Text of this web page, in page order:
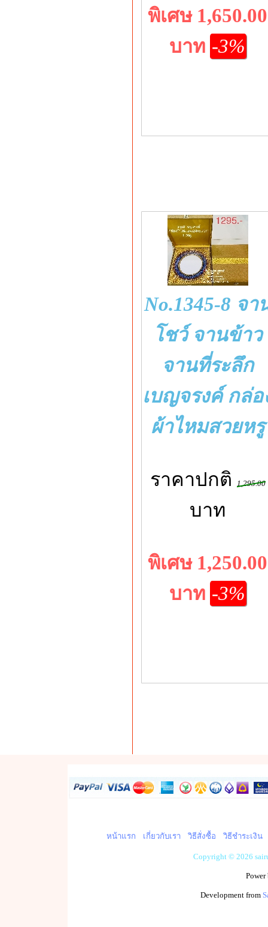
พิเศษ 1,650.00
บาท -3%
No.1345-8 จา
โชว์ จานข้าว
จานที่ระลึก
เบญจรงค์ กล่อ
ผ้าไหมสวยหรู
ราคาปกติ 1,295.00
บาท
พิเศษ 1,250.00
บาท -3%
หน้าแรก เกี่ยวกับเรา วิธีสั่งซื้อ วิธีชำระเงิน
Copyright © 2026
Development from